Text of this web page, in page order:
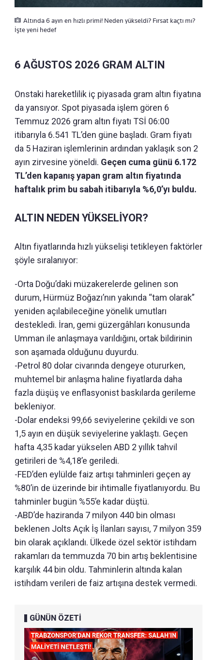
Altında 6 ayın en hızlı primi! Neden yükseldi? Fırsat kaçtı mı?
İşte yeni hedef
6 AĞUSTOS 2026 GRAM ALTIN
Onstaki hareketlilik iç piyasada gram altın fiyatına
da yansıyor. Spot piyasada işlem gören 6
Temmuz 2026 gram altın fiyatı TSİ 06:00
itibarıyla 6.541 TL’den güne başladı. Gram fiyatı
da 5 Haziran işlemlerinin ardından yaklaşık son 2
ayın zirvesine yöneldi. Geçen cuma günü 6.172
TL’den kapanış yapan gram altın fiyatında
haftalık prim bu sabah itibarıyla %6,0’yı buldu.
ALTIN NEDEN YÜKSELİYOR?
Altın fiyatlarında hızlı yükselişi tetikleyen faktörler
şöyle sıralanıyor:
-Orta Doğu’daki müzakerelerde gelinen son
durum, Hürmüz Boğazı’nın yakında “tam olarak”
yeniden açılabileceğine yönelik umutları
destekledi. İran, gemi güzergâhları konusunda
Umman ile anlaşmaya varıldığını, ortak bildirinin
son aşamada olduğunu duyurdu.
-Petrol 80 dolar civarında dengeye otururken,
muhtemel bir anlaşma haline fiyatlarda daha
fazla düşüş ve enflasyonist baskılarda gerileme
bekleniyor.
-Dolar endeksi 99,66 seviyelerine çekildi ve son
1,5 ayın en düşük seviyelerine yaklaştı. Geçen
hafta 4,35 kadar yükselen ABD 2 yıllık tahvil
getirileri de %4,18’e geriledi.
-FED’den eylülde faiz artışı tahminleri geçen ay
%80’in de üzerinde bir ihtimalle fiyatlanıyordu. Bu
tahminler bugün %55’e kadar düştü.
-ABD’de haziranda 7 milyon 440 bin olması
beklenen Jolts Açık İş İlanları sayısı, 7 milyon 359
bin olarak açıklandı. Ülkede özel sektör istihdam
rakamları da temmuzda 70 bin artış beklentisine
karşılık 44 bin oldu. Tahminlerin altında kalan
istihdam verileri de faiz artışına destek vermedi.
GÜNÜN ÖZETİ